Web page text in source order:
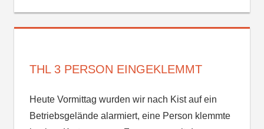
THL 3 PERSON EINGEKLEMMT
Heute Vormittag wurden wir nach Kist auf ein
Betriebsgelände alarmiert, eine Person klemmte